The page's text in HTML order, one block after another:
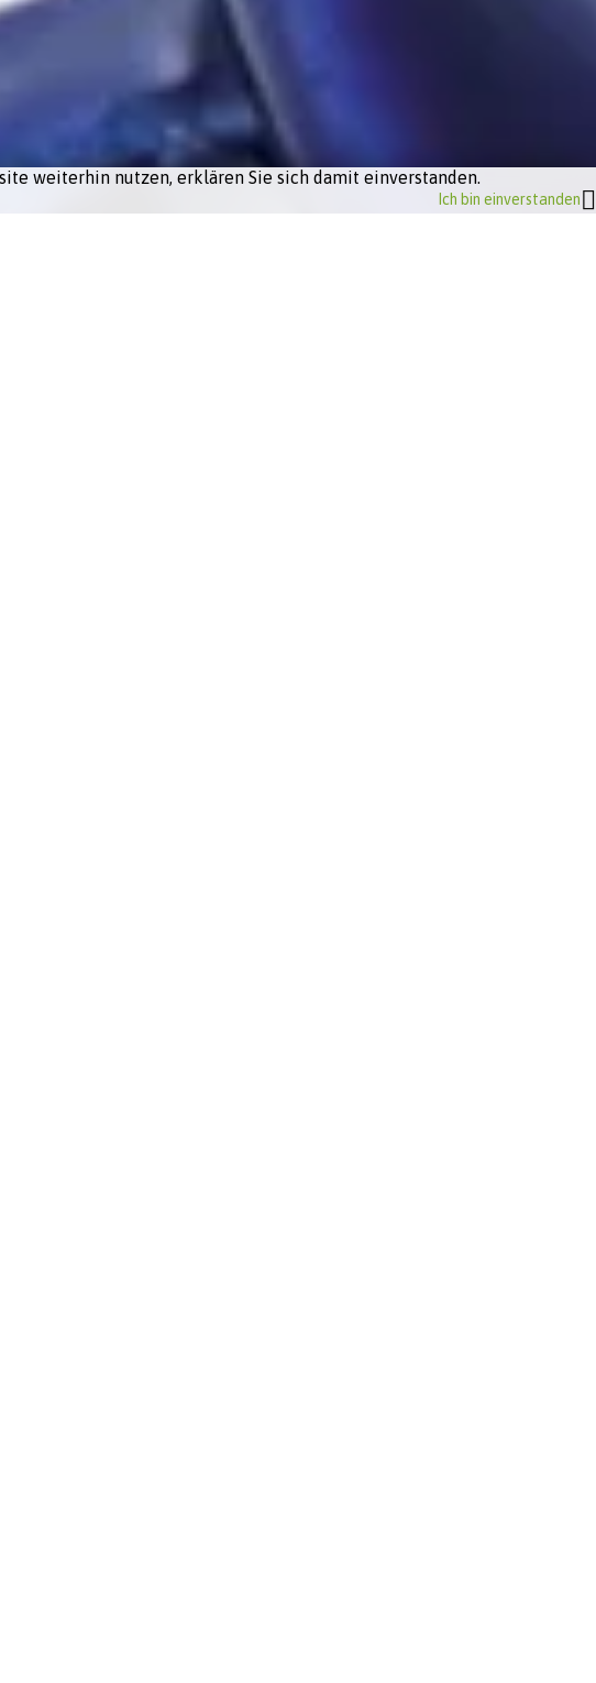
weiterhin nutzen, erklären Sie sich damit einverstanden.
Ich bin einverstanden